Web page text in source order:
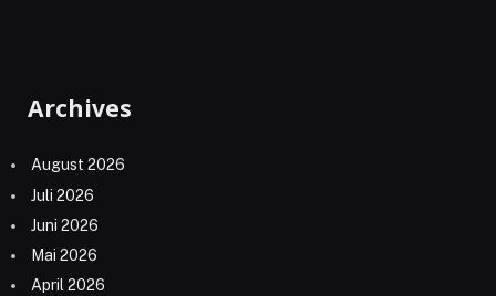
Archives
August 2026
Juli 2026
Juni 2026
Mai 2026
April 2026